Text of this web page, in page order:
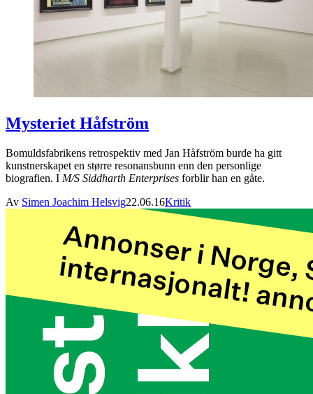
Mysteriet Håfström
Bomuldsfabrikens retrospektiv med Jan Håfström burde ha gitt
kunstnerskapet en større resonansbunn enn den personlige
biografien. I M/S Siddharth Enterprises forblir han en gåte.
Av Simen Joachim Helsvig22.06.16Kritik